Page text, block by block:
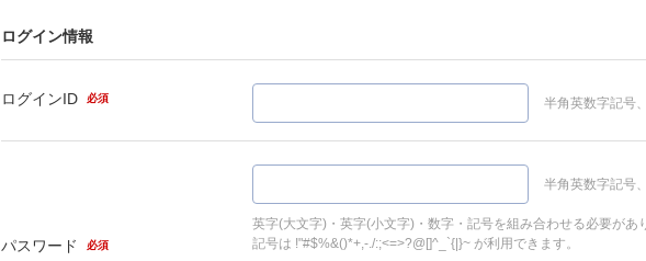
ログイン情報
ログインID 必須 半角英数字記号
パスワード 必須
半角英数字記号
英字(大文字)・英字(小文字)・数字・記号を組み合わせる必要があ
記号は !"#$%&()*+,-./:;<=>?@[]^_`{|}~ が利用できます。